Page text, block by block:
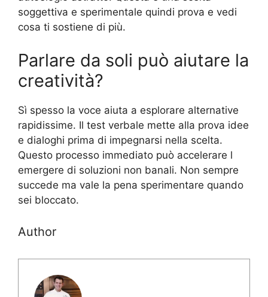
soggettiva e sperimentale quindi prova e vedi
cosa ti sostiene di più.
Parlare da soli può aiutare la
creatività?
Sì spesso la voce aiuta a esplorare alternative
rapidissime. Il test verbale mette alla prova idee
e dialoghi prima di impegnarsi nella scelta.
Questo processo immediato può accelerare l
emergere di soluzioni non banali. Non sempre
succede ma vale la pena sperimentare quando
sei bloccato.
Author